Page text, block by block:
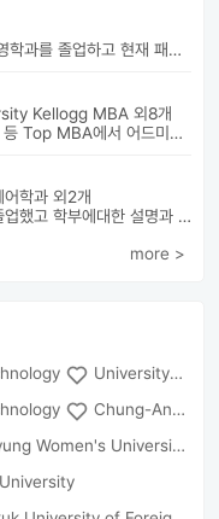
안녕하세요 성균관대 경영학과를 졸업하고 현재 패션 회사 기획자로 있습니...
Kellogg MBA 외8개
Haas, Kellogg, Sloan 등 Top MBA에서 어드미션을 받았으며 21년 가을...
학과 외2개
게임소프트웨어학과를 졸업했고 학부에대한 설명과 진로에대해서 알려드릴수 ...
more >
University of Seoul
Chung-Ang University
Women's University